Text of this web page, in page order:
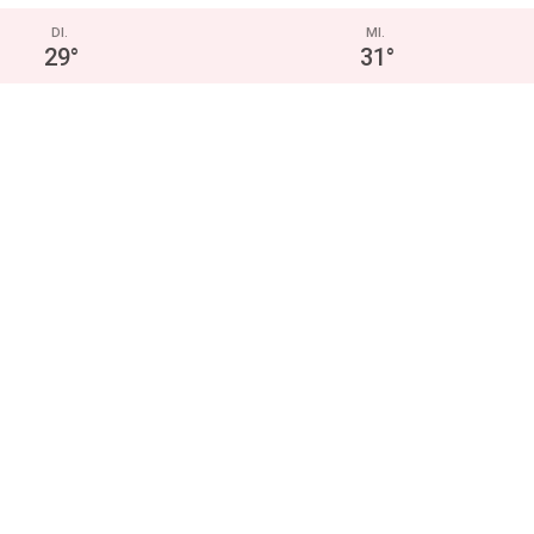
DI.
29°
MI.
31 °